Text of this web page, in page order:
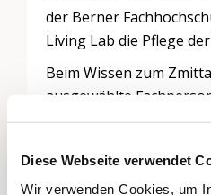
Diese Webseite verwendet
Wir verwenden Cookies, um
der Berner
Living Lab die Pflege
Beim Wissen zum
ausgewählte
Mittagspause Impulse
Mittagessen darf
Eintritt ist frei.